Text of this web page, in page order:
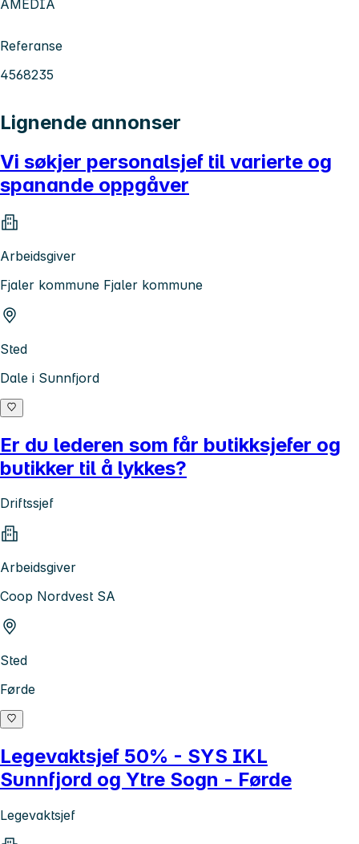
AMEDIA
Referanse
4568235
Lignende annonser
Vi søkjer personalsjef til varierte og
spanande oppgåver
Arbeidsgiver
Fjaler kommune Fjaler kommune
Sted
Dale i Sunnfjord
Er du lederen som får butikksjefer og
butikker til å lykkes?
Driftssjef
Arbeidsgiver
Coop Nordvest SA
Sted
Førde
Legevaktsjef 50% - SYS IKL
Sunnfjord og Ytre Sogn - Førde
Legevaktsjef